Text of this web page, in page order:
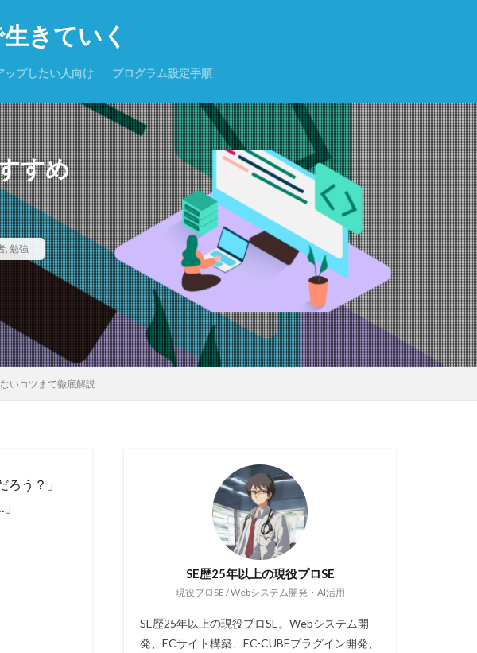
きていく
ップしたい人向け プログラム設定手順
すめ
, 勉強
いコツまで徹底解説
ろう？」
SE歴25年以上の現役プロSE
現役プロSE / Webシステム開発・AI活用
SE歴25年以上の現役プロSE。Webシステム開
発、ECサイト構築、EC-CUBEプラグイン開発、